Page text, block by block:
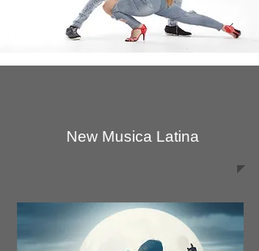
New Musica Latina